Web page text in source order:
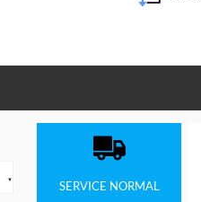
▼
SERVICE NORMAL